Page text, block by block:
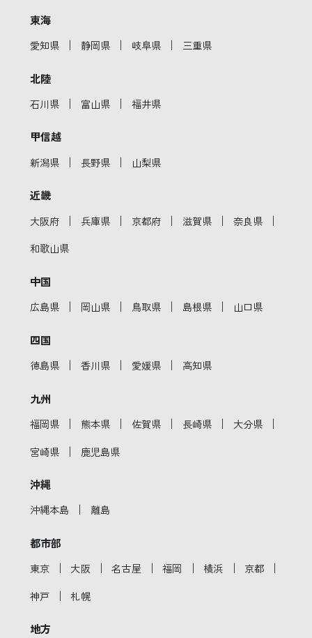
東海
愛知県 ｜ 静岡県 ｜ 岐阜県 ｜ 三重県
北陸
石川県 ｜ 富山県 ｜ 福井県
甲信越
新潟県 ｜ 長野県 ｜ 山梨県
近畿
大阪府 ｜ 兵庫県 ｜ 京都府 ｜ 滋賀県 ｜ 奈良県 ｜
和歌山県
中国
広島県 ｜ 岡山県 ｜ 鳥取県 ｜ 島根県 ｜ 山口県
四国
徳島県 ｜ 香川県 ｜ 愛媛県 ｜ 高知県
九州
福岡県 ｜ 熊本県 ｜ 佐賀県 ｜ 長崎県 ｜ 大分県 ｜
宮崎県 ｜ 鹿児島県
沖縄
沖縄本島 ｜ 離島
都市部
東京 ｜ 大阪 ｜ 名古屋 ｜ 福岡 ｜ 横浜 ｜ 京都 ｜
神戸 ｜ 札幌
地方